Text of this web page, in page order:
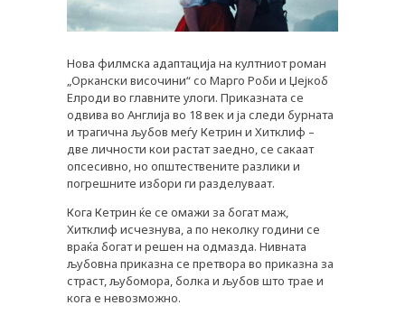
PLUSPHARMA
АПТЕКИ
ПРЕПОРАКИ
СОВЕТИ
СПИСАНИЕ
КАРИЕРА
Нова филмска адаптација на култниот роман
„Оркански височини“ со Марго Роби и Џејкоб
Елроди во главните улоги. Приказната се
одвива во Англија во 18 век и ја следи бурната
и трагична љубов меѓу Кетрин и Хитклиф –
две личности кои растат заедно, се сакаат
опсесивно, но општествените разлики и
погрешните избори ги разделуваат.
Кога Кетрин ќе се омажи за богат маж,
Хитклиф исчезнува, а по неколку години се
враќа богат и решен на одмазда. Нивната
љубовна приказна се претвора во приказна за
страст, љубомора, болка и љубов што трае и
кога е невозможно.